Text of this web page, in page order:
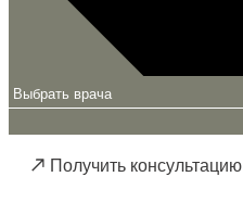
Получить консультацию